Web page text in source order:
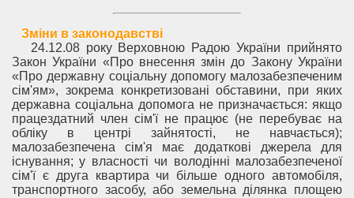
Зміни в законодавстві
24.12.08 року Верховною Радою України прийнято
Закон України «Про внесення змін до Закону України
«Про державну соціальну допомогу малозабезпеченим
сім'ям», зокрема конкретизовані обставини, при яких
державна соціальна допомога не призначається: якщо
працездатний член сім'ї не працює (не перебуває на
обліку в центрі зайнятості, не навчається);
малозабезпечена сім'я має додаткові джерела для
існування; у власності чи володінні малозабезпеченої
сім'ї є друга квартира чи більше одного автомобіля,
транспортного засобу, або земельна ділянка площею